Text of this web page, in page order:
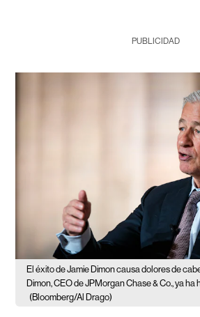
PUBLICIDAD
El éxito de Jamie Dimon causa dolores de
Dimon, CEO de JPMorgan Chase & Co., ya ha
(Bloomberg/Al Drago)